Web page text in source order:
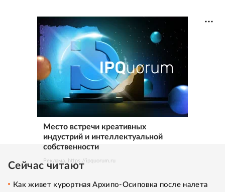
Место встречи креативных
индустрий и интеллектуальной
собственности
Реклама. https://ipquorum.ru
Сейчас читают
Как живет курортная Архипо-Осиповка после налета